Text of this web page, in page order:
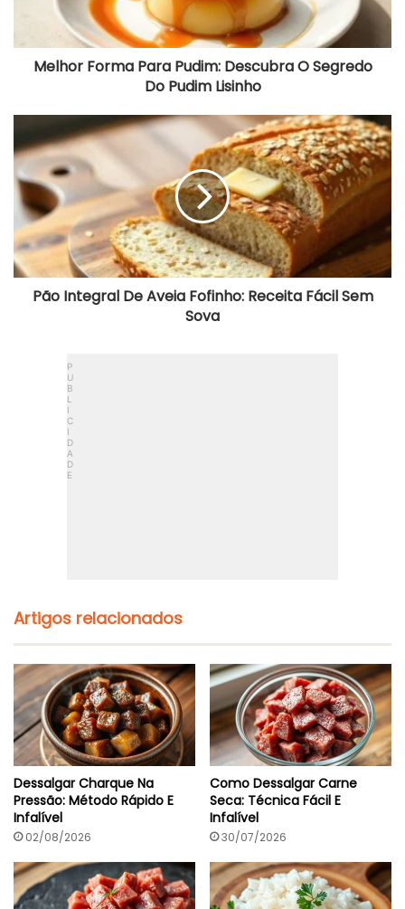
Melhor Forma Para Pudim: Descubra O Segredo
Do Pudim Lisinho
Pão
Integral
De
Aveia
Fofinho:
Receita
Fácil
Sem
Sova
Pão Integral De Aveia Fofinho: Receita Fácil Sem
Sova
Artigos relacionados
Dessalgar Charque Na
Pressão: Método Rápido E
Infalível
02/08/2026
Como Dessalgar Carne
Seca: Técnica Fácil E
Infalível
30/07/2026